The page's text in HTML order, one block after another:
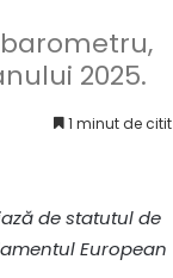
2025.
1 minut de citit
de statutul de
European